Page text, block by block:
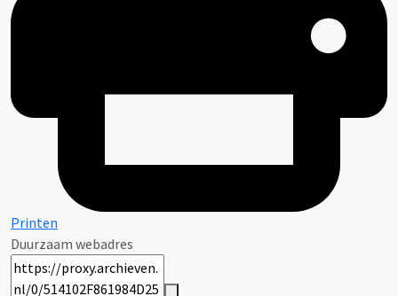
Printen
Duurzaam webadres